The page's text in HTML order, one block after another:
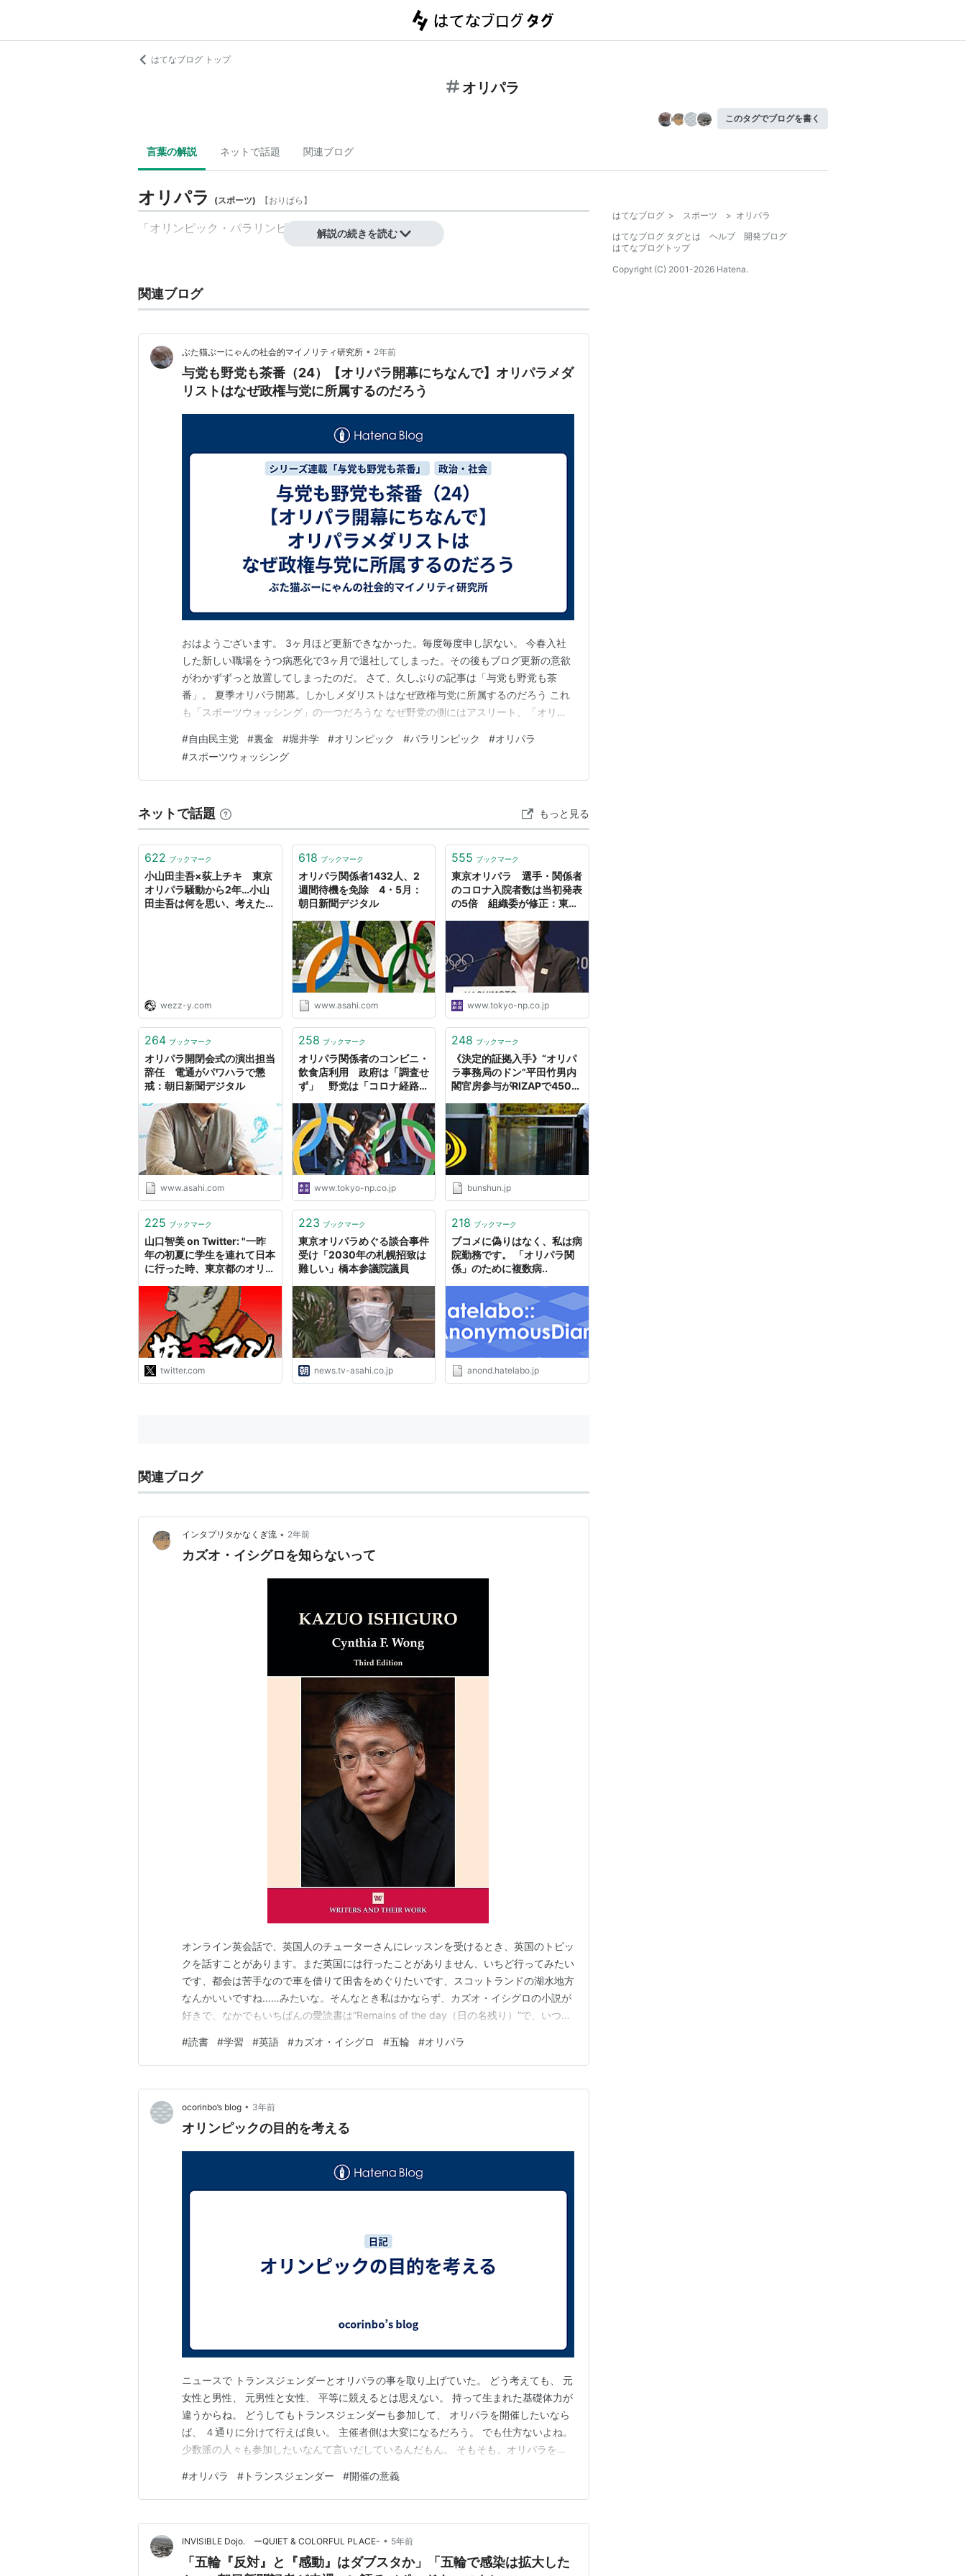
はてなブログ トップ
オリパラ
このタグでブログを書く
言葉の解説 ネットで話題 関連ブログ
オリパラ (スポーツ) 【おりぱら 】
「オリンピック・パラリンピック」の略称。
解説の続きを読む
関連ブログ
ぶた猫ぶーにゃんの社会的マイノリティ研究所 • 2年前
与党も野党も茶番（24）【オリパラ開幕にちなんで】オリパラメダ
リストはなぜ政権与党に所属するのだろう
おはようございます。 3ヶ月ほど更新できなかった。毎度毎度申し訳ない。 今春入社
した新しい職場をうつ病悪化で3ヶ月で退社してしまった。その後もブログ更新の意欲
がわかずずっと放置してしまったのだ。 さて、久しぶりの記事は「与党も野党も茶
番」。 夏季オリパラ開幕。しかしメダリストはなぜ政権与党に所属するのだろう これ
も「スポーツウォッシング」の一つだろうな なぜ野党の側にはアスリート、「オリパ
党に所属するのだろう さて、明日、フランス首都パリで開催される「オリパラ」の開
会式がおこなわれる。 で、今、かつての「オリパラ」メ…
#自由民主党 #裏金 #堀井学 #オリンピック #パラリンピック #オリパラ
#スポーツウォッシング
ネットで話題 もっと見る
622 ブックマーク
小山田圭吾×荻上チキ 東京
オリパラ騒動から2年…小山
田圭吾は何を思い、考えたの
wezz-y.com
618 ブックマーク
オリパラ関係者1432人、2
週間待機を免除 4・5月：
朝日新聞デジタル
www.asahi.com
555 ブックマーク
東京オリパラ 選手・関係者
のコロナ入院者数は当初発表
の5倍 組織委が修正：東京
www.tokyo-np.co.jp
264 ブックマーク
オリパラ開閉会式の演出担当
辞任 電通がパワハラで懲
戒：朝日新聞デジタル
www.asahi.com
258 ブックマーク
オリパラ関係者のコンビニ・
飲食店利用 政府は「調査せ
ず」 野党は「コロナ経路た
ジタル
www.tokyo-np.co.jp
248 ブックマーク
《決定的証拠入手》“オリパ
ラ事務局のドン”平田竹男内
閣官房参与がRIZAPで450万
| 文春オンライン
bunshun.jp
225 ブックマーク
山口智美 on Twitter: "一昨
年の初夏に学生を連れて日本
に行った時、東京都のオリパ
もらったのだが、今もその時
に会合に参加した学生が「あ
れはすごかった」と語り継ぐ
経験になってしまった。学生
が何を質問しても返ってくる
回答の大部分が「それは担当
ではないから答えられない」
twitter.com
223 ブックマーク
東京オリパラめぐる談合事件
受け「2030年の札幌招致は
難しい」橋本参議院議員
news.tv-asahi.co.jp
218 ブックマーク
ブコメに偽りはなく、私は病
院勤務です。 「オリパラ関
係」のために複数病..
anond.hatelabo.jp
関連ブログ
インタプリタかなくぎ流 • 2年前
カズオ・イシグロを知らないって
オンライン英会話で、英国人のチューターさんにレッスンを受けるとき、英国のトピッ
クを話すことがあります。まだ英国には行ったことがありません、いちど行ってみたい
です、都会は苦手なので車を借りて田舎をめぐりたいです、スコットランドの湖水地方
なんかいいですね……みたいな。そんなとき私はかならず、カズオ・イシグロの小説が
好きで、なかでもいちばんの愛読書は“Remains of the day（日の名残り）”で、いつか
ことを話すのですが、おもしろいのは英国人のチューターさんのほとんどがカズオ・イ
シグロとその作品を知らないというこ…
#読書 #学習 #英語 #カズオ・イシグロ #五輪 #オリパラ
ocorinbo’s blog • 3年前
オリンピックの目的を考える
ニュースで トランスジェンダーとオリパラの事を取り上げていた。 どう考えても、 元
女性と男性、 元男性と女性、 平等に競えるとは思えない。 持って生まれた基礎体力が
違うからね。 どうしてもトランスジェンダーも参加して、 オリパラを開催したいなら
ば、 ４通りに分けて行えば良い。 主催者側は大変になるだろう。 でも仕方ないよね。
少数派の人々も参加したいなんて言いだしているんだもん。 そもそも、オリパラを開
会を行えば良いと思う。 夏季 冬期、それぞれ４年ごと開催地に、 新しく施設を作る。
せっかく作ったのに、 使われず…
#オリパラ # トランスジェンダー #開催の意義
INVISIBLE Dojo. ーQUIET & COLORFUL PLACE- • 5年前
「五輪『反対』と『感動』はダブスタか」「五輪で感染は拡大した
はてなブログ > スポーツ > オリパラ
はてなブログ タグとは
ヘルプ
開発ブログ
はてなブログトップ
Copyright (C) 2001-2026 Hatena.